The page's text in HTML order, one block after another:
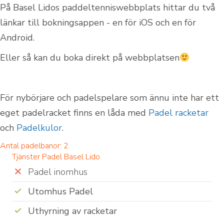
På Basel Lidos paddeltenniswebbplats hittar du två
länkar till bokningsappen - en för iOS och en för
Android.
Eller så kan du boka direkt på webbplatsen
För nybörjare och padelspelare som ännu inte har ett
eget padelracket finns en låda med Padel racketar
och Padelkulor.
Antal padelbanor: 2
Tjänster Padel Basel Lido
Padel inomhus
Utomhus Padel
Uthyrning av racketar